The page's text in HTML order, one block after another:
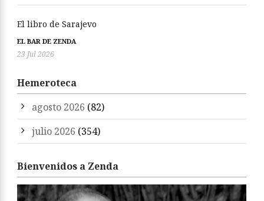
El libro de Sarajevo
EL BAR DE ZENDA
23 Jul 2026
Hemeroteca
agosto 2026 (82)
julio 2026 (354)
Bienvenidos a Zenda